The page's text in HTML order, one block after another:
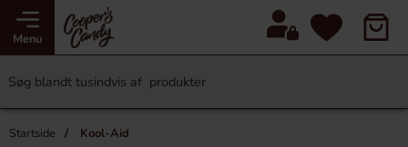
Menu
Startside Kool-Aid